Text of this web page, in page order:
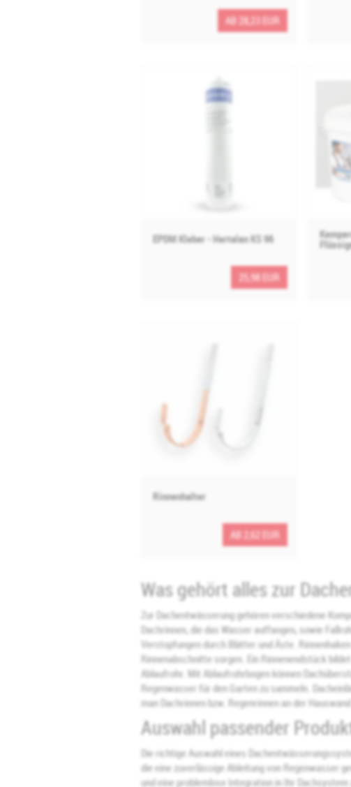
AB 28,23 EUR
EPDM Kleber - Hertalan KS 96
25,98 EUR
Rinnenhalter
AB 2,62 EUR
Was gehört alles zur
Zur Dachentwässerung gehören verschiedene
Dachrinnen, die das Wasser auffangen, sowie
Verstopfungen durch Blätter und Äste.
Rinnenabschnitte sorgen. Ein Rinnenendstück
Ablaufrohr. Mit Ablaufrohrbogen können
Regenwasser für den Garten zu sammeln.
man Dachrinnen bzw. Regenrinnen an der Hauswand.
Auswahl passender
Die richtige Auswahl eines
die eine zuverlässige Ableitung von Regenwasser
und eine problemlose Integration in Ihr